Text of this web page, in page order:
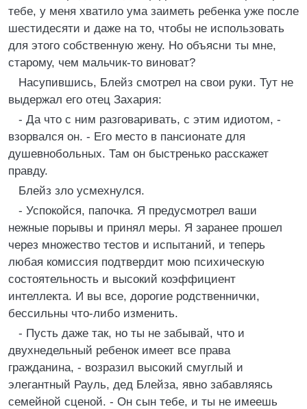
тебе, у меня хватило ума заиметь ребенка уже после
шестидесяти и даже на то, чтобы не использовать
для этого собственную жену. Но объясни ты мне,
старому, чем мальчик-то виноват?
Насупившись, Блейз смотрел на свои руки. Тут не
выдержал его отец Захария:
- Да что с ним разговаривать, с этим идиотом, -
взорвался он. - Его место в пансионате для
душевнобольных. Там он быстренько расскажет
правду.
Блейз зло усмехнулся.
- Успокойся, папочка. Я предусмотрел ваши
нежные порывы и принял меры. Я заранее прошел
через множество тестов и испытаний, и теперь
любая комиссия подтвердит мою психическую
состоятельность и высокий коэффициент
интеллекта. И вы все, дорогие родственнички,
бессильны что-либо изменить.
- Пусть даже так, но ты не забывай, что и
двухнедельный ребенок имеет все права
гражданина, - возразил высокий смуглый и
элегантный Рауль, дед Блейза, явно забавляясь
семейной сценой. - Он сын тебе, и ты не имеешь